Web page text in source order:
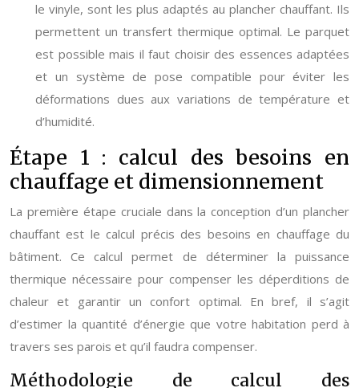
le vinyle, sont les plus adaptés au plancher chauffant. Ils
permettent un transfert thermique optimal. Le parquet
est possible mais il faut choisir des essences adaptées
et un système de pose compatible pour éviter les
déformations dues aux variations de température et
d’humidité.
Étape 1 : calcul des besoins en
chauffage et dimensionnement
La première étape cruciale dans la conception d’un plancher
chauffant est le calcul précis des besoins en chauffage du
bâtiment. Ce calcul permet de déterminer la puissance
thermique nécessaire pour compenser les déperditions de
chaleur et garantir un confort optimal. En bref, il s’agit
d’estimer la quantité d’énergie que votre habitation perd à
travers ses parois et qu’il faudra compenser.
Méthodologie de calcul des